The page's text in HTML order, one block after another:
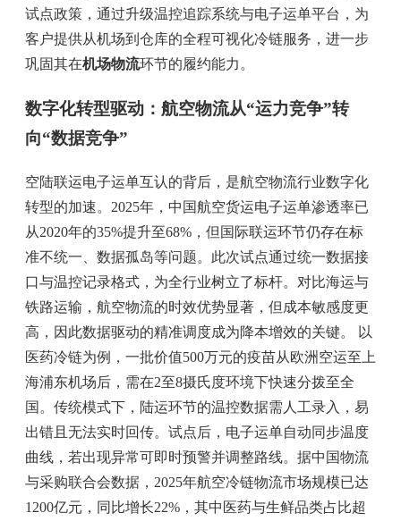
试点政策，通过升级温控追踪系统与电子运单平台，为
客户提供从机场到仓库的全程可视化冷链服务，进一步
巩固其在机场物流环节的履约能力。
数字化转型驱动：航空物流从“运力竞争”转
向“数据竞争”
空陆联运电子运单互认的背后，是航空物流行业数字化
转型的加速。2025年，中国航空货运电子运单渗透率已
从2020年的35%提升至68%，但国际联运环节仍存在标
准不统一、数据孤岛等问题。此次试点通过统一数据接
口与温控记录格式，为全行业树立了标杆。对比海运与
铁路运输，航空物流的时效优势显著，但成本敏感度更
高，因此数据驱动的精准调度成为降本增效的关键。 以
医药冷链为例，一批价值500万元的疫苗从欧洲空运至上
海浦东机场后，需在2至8摄氏度环境下快速分拨至全
国。传统模式下，陆运环节的温控数据需人工录入，易
出错且无法实时回传。试点后，电子运单自动同步温度
曲线，若出现异常可即时预警并调整路线。据中国物流
与采购联合会数据，2025年航空冷链物流市场规模已达
1200亿元，同比增长22%，其中医药与生鲜品类占比超